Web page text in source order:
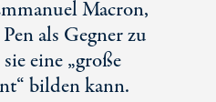
Macron,
als Gegner zu
eine „große
bilden kann.